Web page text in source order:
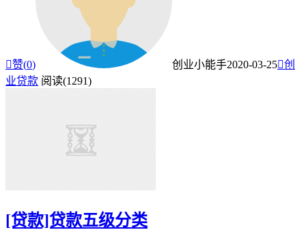
赞(0) 创业小能手2020-03-25创
业贷款 阅读(1291)
[贷款]贷款五级分类